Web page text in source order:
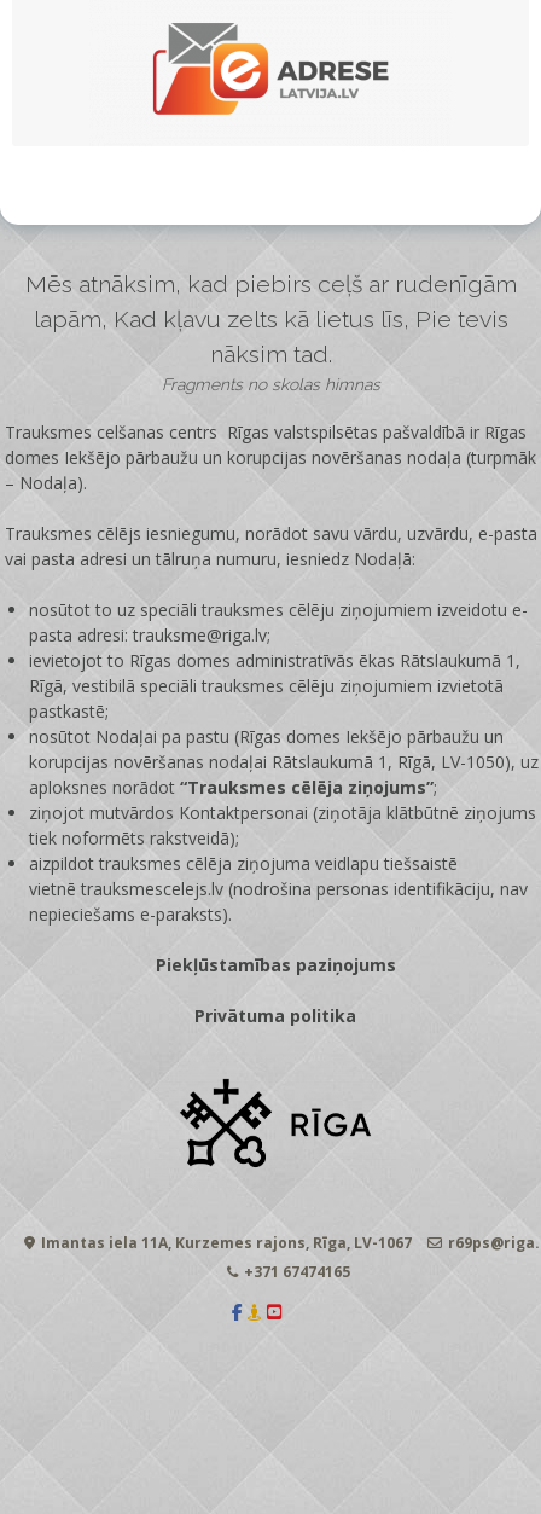
Mēs atnāksim, kad piebirs ceļš ar rudenīgām
lapām, Kad kļavu zelts kā lietus līs, Pie tevis
nāksim tad.
Fragments no skolas himnas
Trauksmes celšanas centrs Rīgas valstspilsētas pašvaldībā ir Rīgas
domes Iekšējo pārbaužu un korupcijas novēršanas nodaļa (turpmāk
– Nodaļa).
Trauksmes cēlējs iesniegumu, norādot savu vārdu, uzvārdu, e-pasta
vai pasta adresi un tālruņa numuru, iesniedz Nodaļā:
nosūtot to uz speciāli trauksmes cēlēju ziņojumiem izveidotu e-
pasta adresi: trauksme@riga.lv;
ievietojot to Rīgas domes administratīvās ēkas Rātslaukumā 1,
Rīgā, vestibilā speciāli trauksmes cēlēju ziņojumiem izvietotā
pastkastē;
nosūtot Nodaļai pa pastu (Rīgas domes Iekšējo pārbaužu un
korupcijas novēršanas nodaļai Rātslaukumā 1, Rīgā, LV-1050), uz
aploksnes norādot“Trauksmes cēlēja ziņojums”;
ziņojot mutvārdos Kontaktpersonai (ziņotāja klātbūtnē ziņojums
tiek noformēts rakstveidā);
aizpildot trauksmes cēlēja ziņojuma veidlapu tiešsaistē
vietnētrauksmescelejs.lv (nodrošina personas identifikāciju, nav
nepieciešams e-paraksts).
Piekļūstamības paziņojums
Privātuma politika
Imantas iela 11A, Kurzemes rajons, Rīga, LV-1067
+371 67474165